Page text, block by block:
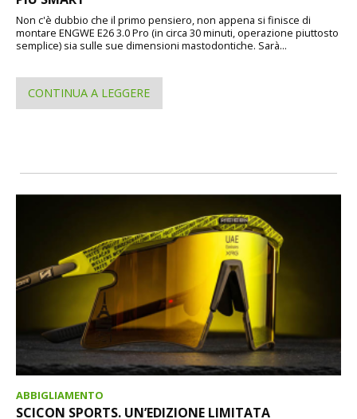
Non c'è dubbio che il primo pensiero, non appena si finisce di
montare ENGWE E26 3.0 Pro (in circa 30 minuti, operazione piuttosto
semplice) sia sulle sue dimensioni mastodontiche. Sarà...
CONTINUA A LEGGERE
ABBIGLIAMENTO
SCICON SPORTS. UN’EDIZIONE LIMITATA